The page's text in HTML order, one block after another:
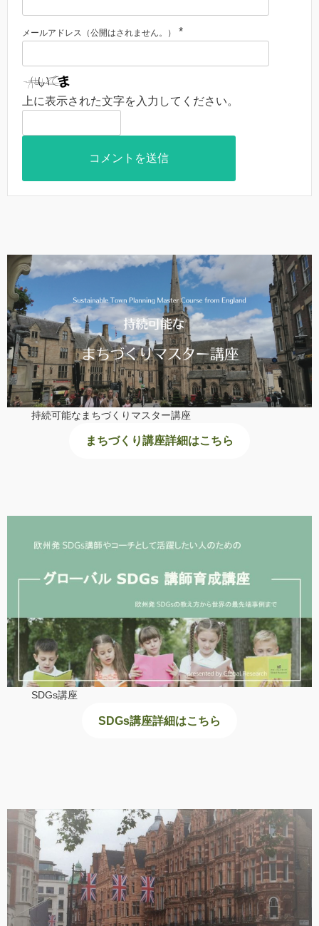
メールアドレス（公開はされません。） *
上に表示された文字を入力してください。
持続可能なまちづくりマスター講座
まちづくり講座詳細はこちら
SDGs講座
SDGs講座詳細はこちら